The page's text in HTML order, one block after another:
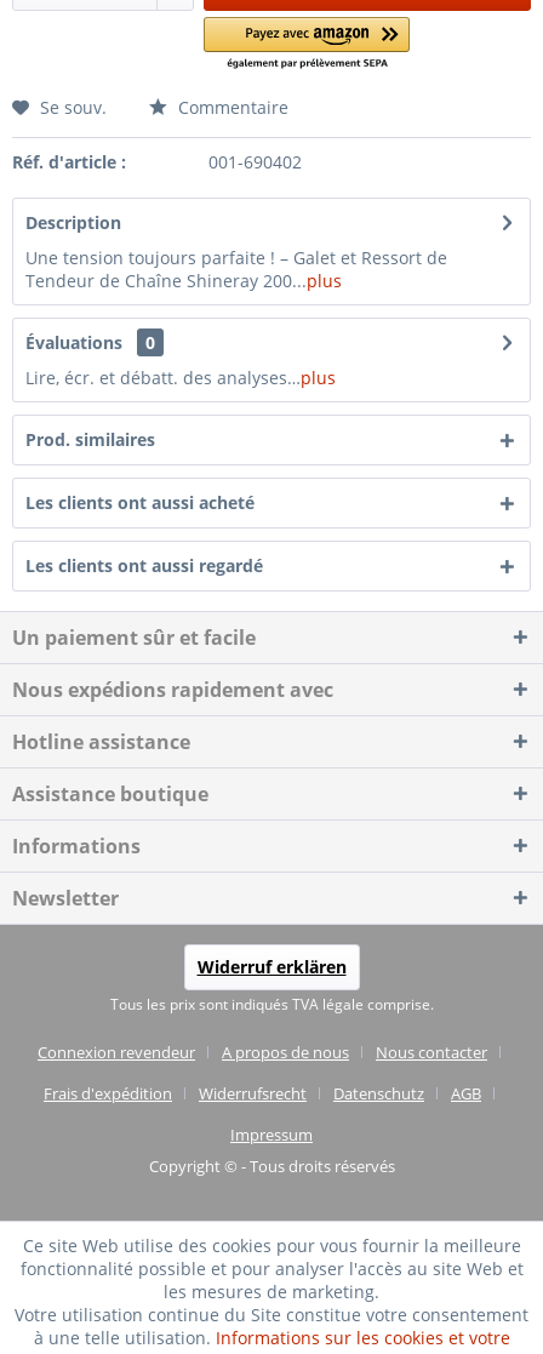
Se souv. Commentaire
Réf. d'article : 001-690402
Description
Une tension toujours parfaite ! – Galet et Ressort de
Tendeur de Chaîne Shineray 200...plus
Évaluations
0
Lire, écr. et débatt. des analyses…plus
Prod. similaires
Les clients ont aussi acheté
Les clients ont aussi regardé
Un paiement sûr et facile
Nous expédions rapidement avec
Hotline assistance
Assistance boutique
Informations
Newsletter
Widerruf erklären
Tous les prix sont indiqués TVA légale comprise.
Connexion revendeur A propos de nous
Nous contacter
Frais d'expédition
Widerrufsrecht Datenschutz
AGB
Impressum
Copyright © - Tous droits réservés
Ce site Web utilise des cookies pour vous fournir la meilleure
fonctionnalité possible et pour analyser l'accès au site Web et
les mesures de marketing.
Votre utilisation continue du Site constitue votre consentement
à une telle utilisation. Informations sur les cookies et votre